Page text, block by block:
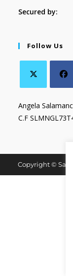
Secured by:
Follow Us
Angela
C.F
Copyright ©